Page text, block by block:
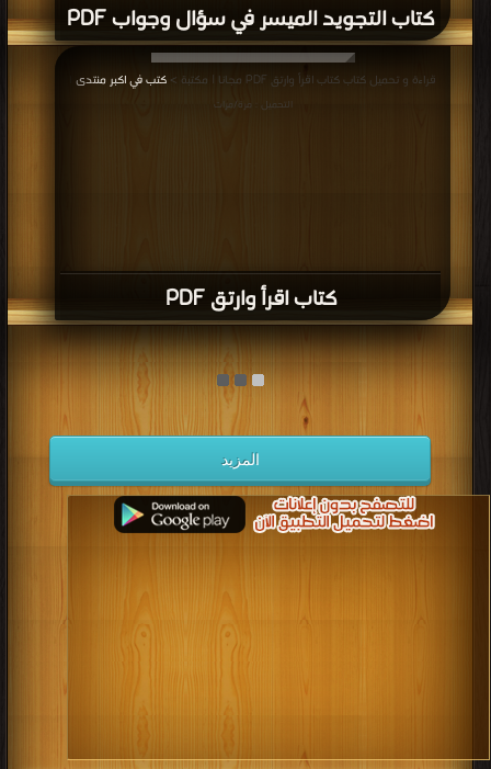
كتاب التجويد الميسر في سؤال وجواب PDF
كتاب اقرأ وارتق PDF
قراءة و تحميل كتاب كتاب اقرأ وارتق PDF مجانا | مكتبة > كتب في اكبر منتدى
التحميل : مرة/مرات
المزيد